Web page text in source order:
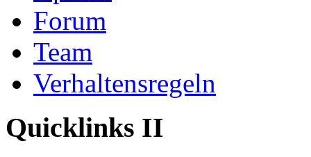
Forum
Team
Verhaltensregeln
Quicklinks II